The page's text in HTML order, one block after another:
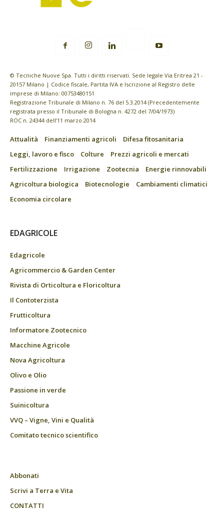
© Tecniche Nuove Spa. Tutti i diritti riservati. Sede legale Via Eritrea 21 -
20157 Milano | Codice fiscale, Partita IVA e Iscrizione al Registro delle
imprese di Milano: 00753480151
Registrazione Tribunale di Milano n. 76 del 5.3.2014 (Precedentemente
registrata presso il Tribunale di Bologna n. 4272 del 7/04/1973)
ROC n. 24344 dell’11 marzo 2014
Attualità Finanziamenti agricoli
Difesa fitosanitaria
Leggi, lavoro e fisco
Colture
Prezzi agricoli e mercati
Fertilizzazione
Irrigazione Zootecnia
Energie rinnovabili
Agricoltura biologica
Biotecnologie
Cambiamenti climatici
Economia circolare
EDAGRICOLE
Edagricole
Agricommercio & Garden Center
Rivista di Orticoltura e Floricoltura
Il Contoterzista
Frutticoltura
Informatore Zootecnico
Macchine Agricole
Nova Agricoltura
Olivo e Olio
Passione in verde
Suinicoltura
VVQ – Vigne, Vini e Qualità
Comitato tecnico scientifico
Abbonati
Scrivi a Terra e Vita
CONTATTI